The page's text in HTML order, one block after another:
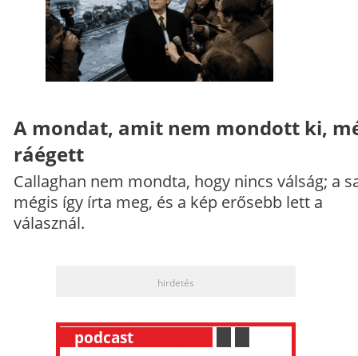
A mondat, amit nem mondott ki,
ráégett
Callaghan nem mondta, hogy nincs válság; a
mégis így írta meg, és a kép erősebb lett a
válasznál.
hirdetés
podcast